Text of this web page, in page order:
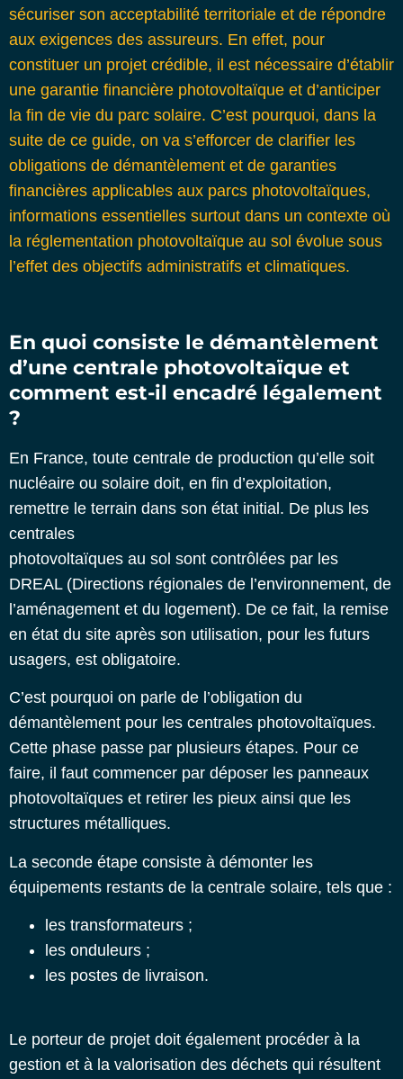
sécuriser son acceptabilité territoriale et de répondre
aux exigences des assureurs. En effet, pour
constituer un projet crédible, il est nécessaire d’établir
une garantie financière photovoltaïque et d’anticiper
la fin de vie du parc solaire. C’est pourquoi, dans la
suite de ce guide, on va s’efforcer de clarifier les
obligations de démantèlement et de garanties
financières applicables aux parcs photovoltaïques,
informations essentielles surtout dans un contexte où
la réglementation photovoltaïque au sol évolue sous
l’effet des objectifs administratifs et climatiques.
En quoi consiste le démantèlement
d’une centrale photovoltaïque et
comment est-il encadré légalement
?
En France, toute centrale de production qu’elle soit
nucléaire ou solaire doit, en fin d’exploitation,
remettre le terrain dans son état initial. De plus les
centrales
photovoltaïques au sol sont contrôlées par les
DREAL (Directions régionales de l’environnement, de
l’aménagement et du logement). De ce fait, la remise
en état du site après son utilisation, pour les futurs
usagers, est obligatoire.
C’est pourquoi on parle de l’obligation du
démantèlement pour les centrales photovoltaïques.
Cette phase passe par plusieurs étapes. Pour ce
faire, il faut commencer par déposer les panneaux
photovoltaïques et retirer les pieux ainsi que les
structures métalliques.
La seconde étape consiste à démonter les
équipements restants de la centrale solaire, tels que :
les transformateurs ;
les onduleurs ;
les postes de livraison.
Le porteur de projet doit également procéder à la
gestion et à la valorisation des déchets qui résultent